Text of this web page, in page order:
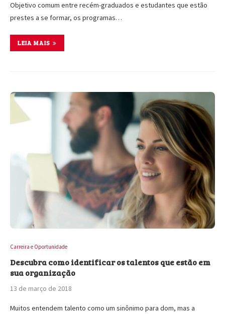
Objetivo comum entre recém-graduados e estudantes que estão
prestes a se formar, os programas…
LEIA MAIS
Carreira e Oportunidade
Descubra como identificar os talentos que estão em
sua organização
13 de março de 2018
Muitos entendem talento como um sinônimo para dom, mas a